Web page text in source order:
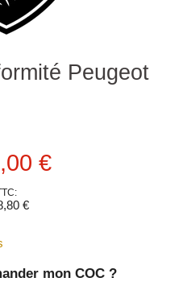
Peugeot
€
€
mon COC ?